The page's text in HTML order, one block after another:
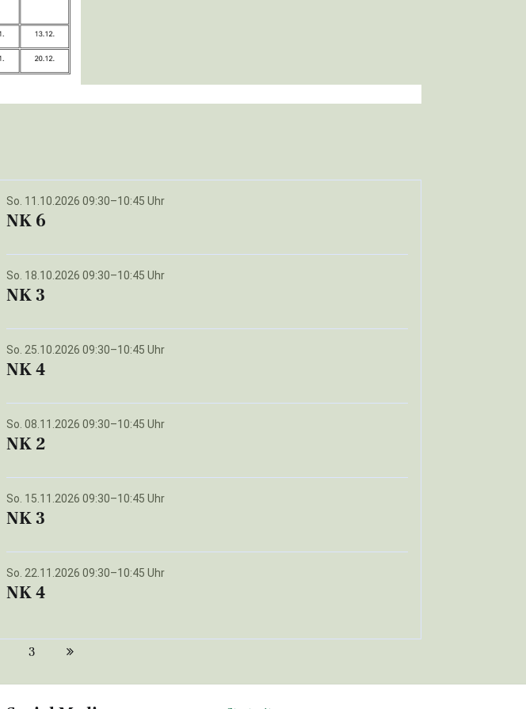
So. 11.10.2026 09:30–10:45 Uhr
NK 6
So. 18.10.2026 09:30–10:45 Uhr
NK 3
So. 25.10.2026 09:30–10:45 Uhr
NK 4
So. 08.11.2026 09:30–10:45 Uhr
NK 2
So. 15.11.2026 09:30–10:45 Uhr
NK 3
So. 22.11.2026 09:30–10:45 Uhr
NK 4
3